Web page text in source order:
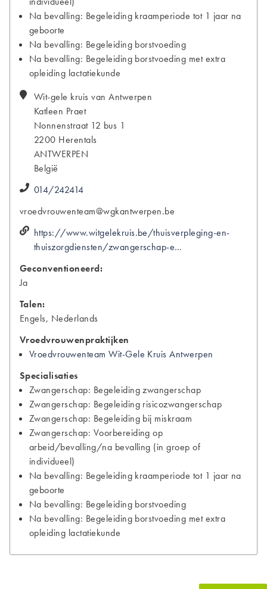
Na bevalling: Begeleiding kraamperiode tot 1 jaar na
geboorte
Na bevalling: Begeleiding borstvoeding
Na bevalling: Begeleiding borstvoeding met extra
opleiding lactatiekunde
Wit-gele kruis van Antwerpen
Katleen Praet
Nonnenstraat 12 bus 1
2200 Herentals
ANTWERPEN
België
014/242414
vroedvrouwenteam@wgkantwerpen.be
https://www.witgelekruis.be/thuisverpleging-en-
thuiszorgdiensten/zwangerschap-e…
Geconventioneerd:
Ja
Talen:
Engels, Nederlands
Vroedvrouwenpraktijken
Vroedvrouwenteam Wit-Gele Kruis Antwerpen
Specialisaties
Zwangerschap: Begeleiding zwangerschap
Zwangerschap: Begeleiding risicozwangerschap
Zwangerschap: Begeleiding bij miskraam
Zwangerschap: Voorbereiding op
arbeid/bevalling/na bevalling (in groep of
individueel)
Na bevalling: Begeleiding kraamperiode tot 1 jaar na
geboorte
Na bevalling: Begeleiding borstvoeding
Na bevalling: Begeleiding borstvoeding met extra
opleiding lactatiekunde